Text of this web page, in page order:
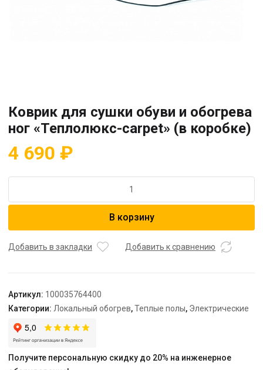
Коврик для сушки обуви и обогрева
ног «Теплолюкс-carpet» (в коробке)
4 690 ₽
Коврик
обуви
"Теплолюкс-
carpet"
(в
коробке)
В корзину
Добавить в закладки Добавить к сравнению
Артикул: 100035764400
Категории: Локальный обогрев,Теплые полы, Электрические
Получите персональную скидку до 20% на инженерное